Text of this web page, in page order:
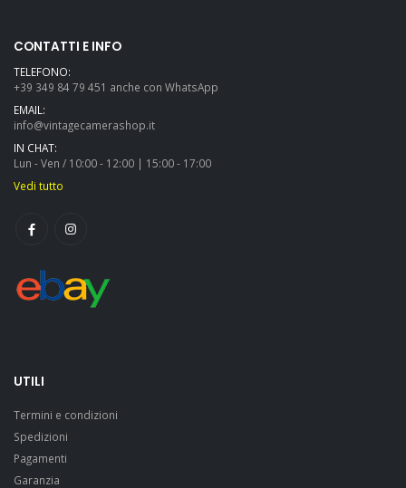
CONTATTI E INFO
TELEFONO:
+39 349 84 79 451 anche con WhatsApp
EMAIL:
info@vintagecamerashop.it
IN CHAT:
Lun - Ven / 10:00 - 12:00 | 15:00 - 17:00
Vedi tutto
UTILI
Termini e condizioni
Spedizioni
Pagamenti
Garanzia